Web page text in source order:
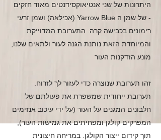
היתרונות של שני אנטיאוקסידנטים מאוד חזקים
- של שמן ה Yarrow Blue (אכילאה) ושמן זרעי
רימונים בכבישה קרה. התערובת המדוייקת
והמיוחדת הזאת נותנת הגנה לעור ולתאים שלנו,
מונע הזדקנות העור
זהו תערובת שנוצרה כדי לעזור לך לזרוח.
תערובת ייחודית שמשפרת את פעולתם של
חלבונים המגנים על העור (על ידי עיכוב אנזימים
המפרקים קולגן ומפחיתים את גמישות העור),
תוך קידום ייצור הקולגן. במריחה חיצונית